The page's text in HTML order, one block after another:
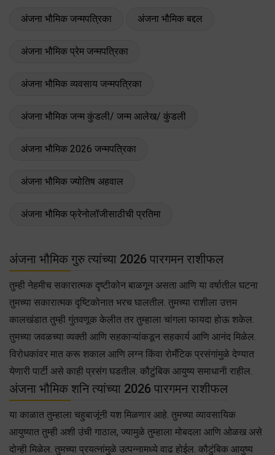
अंजना भौमिक जन्मपत्रिका अंजना भौमिक बद्दल
अंजना भौमिक प्रेम जन्मपत्रिका
अंजना भौमिक व्यवसाय जन्मपत्रिका
अंजना भौमिक जन्म कुंडली/ जन्म आलेख/ कुंडली
अंजना भौमिक 2026 जन्मपत्रिका
अंजना भौमिक ज्योतिष अहवाल
अंजना भौमिक फ्रेनोलॉजीसाठीची प्रतिमा
अंजना भौमिक गुरु त्यांच्या 2026 पारगमन राशीफल
तुम्ही नेहमीच सकारात्मक दृष्टीकोन बाळगून असता आणि या वर्षातील घटना
तुमच्या सकारात्मक दृष्टिकोनात भरच घालतील. तुमच्या राशीला उत्तम
कालखंडात तुम्ही गुंतवणूक केलीत तर तुम्हाला चांगला फायदा होऊ शकेल.
तुमच्या जवळच्या व्यक्ती आणि सहकाऱ्यांकडून सहकार्य आणि आनंद मिळेल.
विरोधकांवर मात करू शकाल आणि लग्न किंवा रोमँटिक प्रसंगांमुळे देण्यात
येणारी पार्टी असे काही प्रसंग घडतील. कौटुंबिक आयुष्य समाधानी राहील.
अंजना भौमिक शनि त्यांच्या 2026 पारगमन राशीफल
या काळात तुम्हाला चहुबाजूंनी यश मिळणार आहे. तुमच्या व्यावसायिक
आयुष्यात तुम्ही अशी उंची गाठाल, ज्यामुळे तुम्हाला मोबदला आणि ओळख असे
दोन्ही मिळेल. तुमच्या प्रयत्नांमुळे उत्पन्नामध्ये वाढ होईल. कौटुंबिक आयुष्य